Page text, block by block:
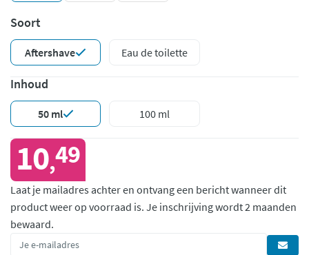
Soort
Aftershave Eau de toilette
Inhoud
50 ml 100 ml
10,49
Laat je mailadres achter en ontvang een bericht wanneer dit
product weer op voorraad is. Je inschrijving wordt 2 maanden
bewaard.